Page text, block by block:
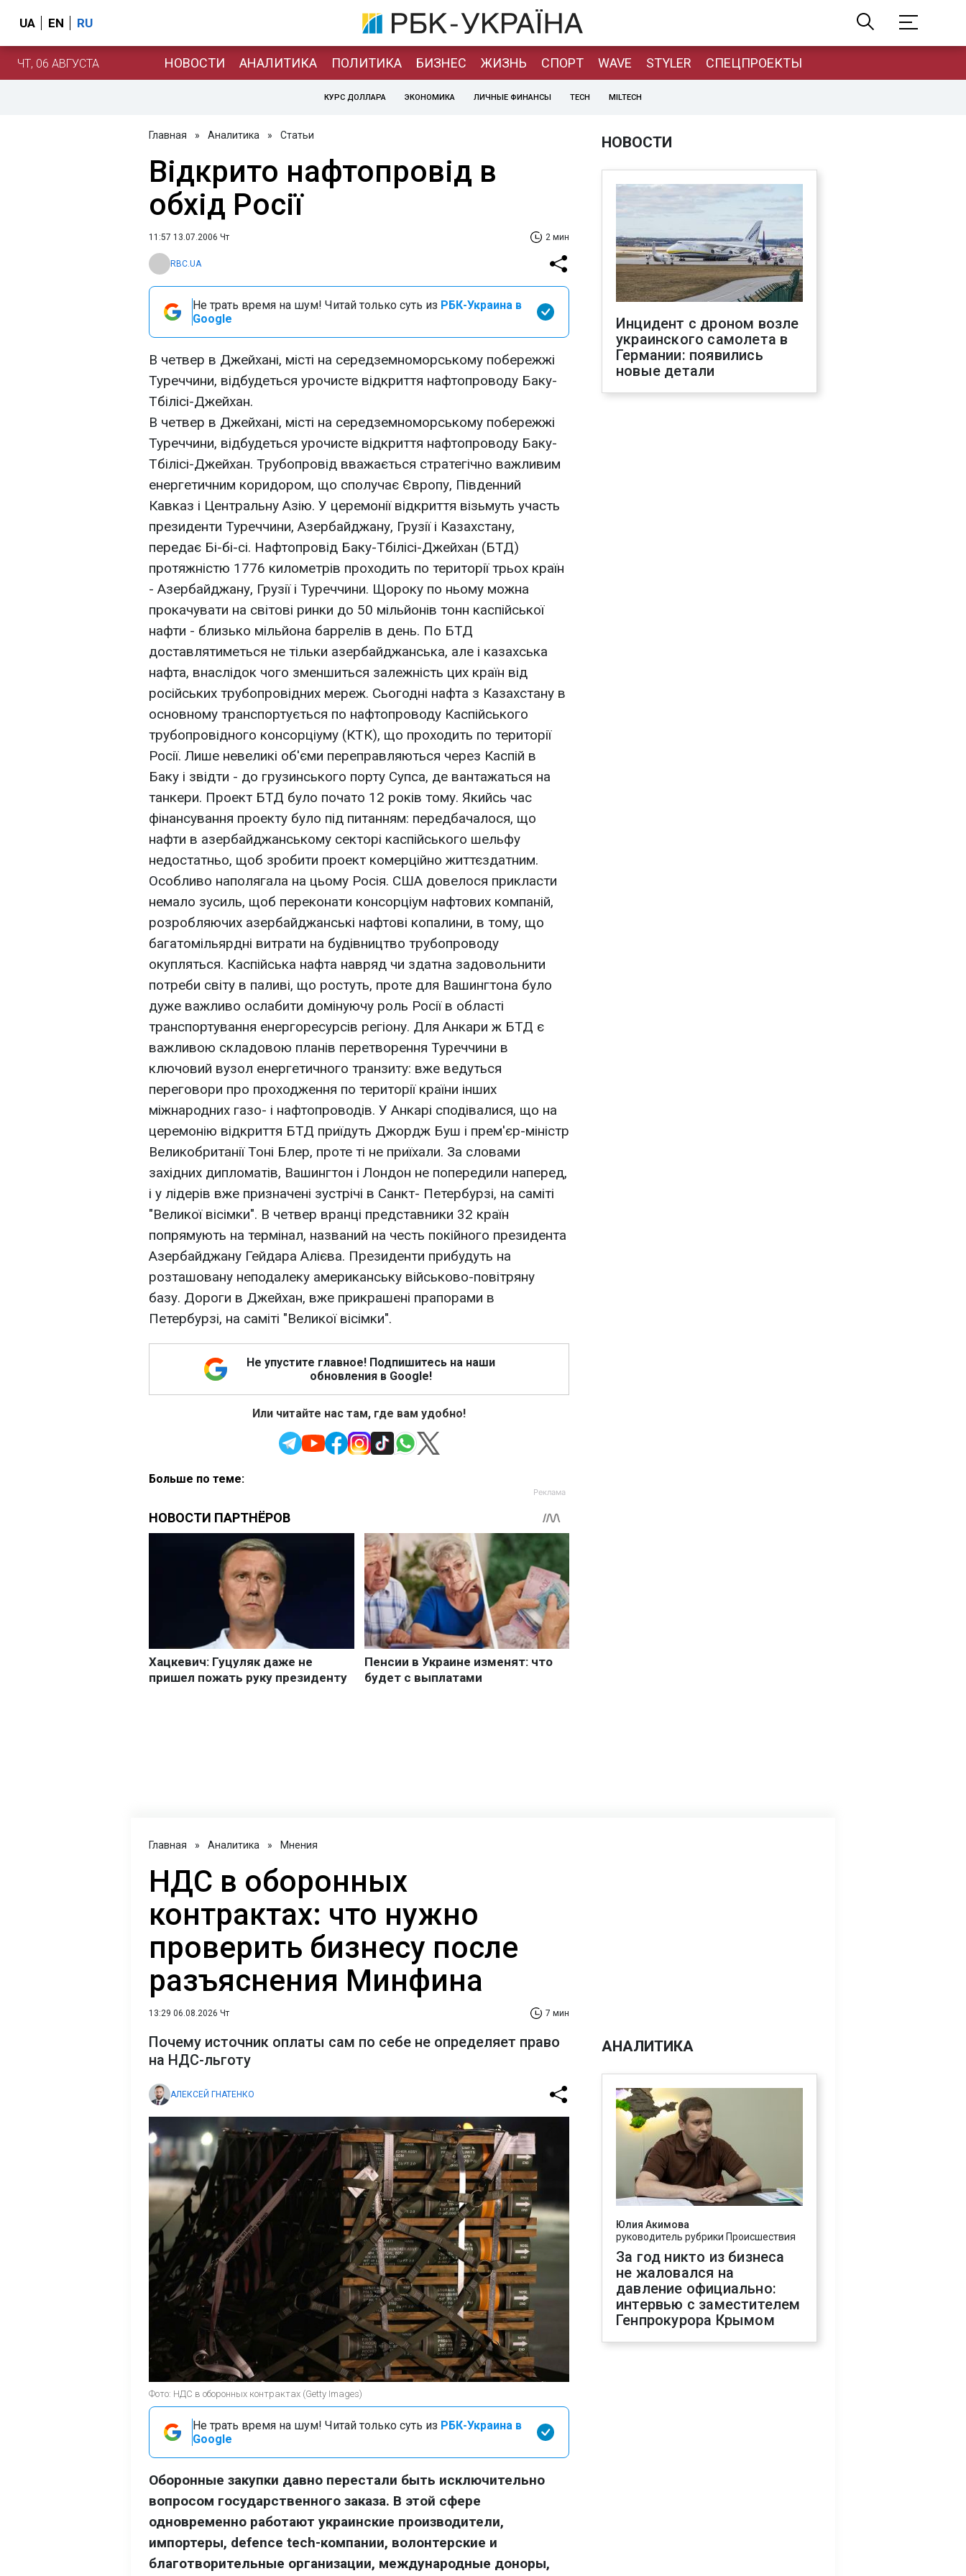
UA EN RU
ЧТ, 06 АВГУСТА НОВОСТИ АНАЛИТИКА ПОЛИТИКА БИЗНЕС ЖИЗНЬ СПОРТ WAVE STYLER СПЕЦПРОЕКТЫ
КУРС ДОЛЛАРА ЭКОНОМИКА ЛИЧНЫЕ ФИНАНСЫ TECH MILTECH
Главная » Аналитика » Статьи
Відкрито нафтопровід в
обхід Росії
11:57 13.07.2006 Чт 2 мин
RBC.UA
Не трать время на шум! Читай только суть из РБК-Украина в
Google
В четвер в Джейхані, місті на середземноморському побережжі
Туреччини, відбудеться урочисте відкриття нафтопроводу Баку-
Тбілісі-Джейхан.
В четвер в Джейхані, місті на середземноморському побережжі
Туреччини, відбудеться урочисте відкриття нафтопроводу Баку-
Тбілісі-Джейхан. Трубопровід вважається стратегічно важливим
енергетичним коридором, що сполучає Європу, Південний
Кавказ і Центральну Азію. У церемонії відкриття візьмуть участь
президенти Туреччини, Азербайджану, Грузії і Казахстану,
передає Бі-бі-сі. Нафтопровід Баку-Тбілісі-Джейхан (БТД)
протяжністю 1776 километрів проходить по території трьох країн
- Азербайджану, Грузії і Туреччини. Щороку по ньому можна
прокачувати на світові ринки до 50 мільйонів тонн каспійської
нафти - близько мільйона баррелів в день. По БТД
доставлятиметься не тільки азербайджанська, але і казахська
нафта, внаслідок чого зменшиться залежність цих країн від
російських трубопровідних мереж. Сьогодні нафта з Казахстану в
основному транспортується по нафтопроводу Каспійського
трубопровідного консорціуму (КТК), що проходить по території
Росії. Лише невеликі об'єми переправляються через Каспій в
Баку і звідти - до грузинського порту Супса, де вантажаться на
танкери. Проект БТД було почато 12 років тому. Якийсь час
фінансування проекту було під питанням: передбачалося, що
нафти в азербайджанському секторі каспійського шельфу
недостатньо, щоб зробити проект комерційно життєздатним.
Особливо наполягала на цьому Росія. США довелося прикласти
немало зусиль, щоб переконати консорціум нафтових компаній,
розробляючих азербайджанські нафтові копалини, в тому, що
багатомільярдні витрати на будівництво трубопроводу
окупляться. Каспійська нафта навряд чи здатна задовольнити
потреби світу в паливі, що ростуть, проте для Вашингтона було
дуже важливо ослабити домінуючу роль Росії в області
транспортування енергоресурсів регіону. Для Анкари ж БТД є
важливою складовою планів перетворення Туреччини в
ключовий вузол енергетичного транзиту: вже ведуться
переговори про проходження по території країни інших
міжнародних газо- і нафтопроводів. У Анкарі сподівалися, що на
церемонію відкриття БТД приїдуть Джордж Буш і прем'єр-міністр
Великобританії Тоні Блер, проте ті не приїхали. За словами
західних дипломатів, Вашингтон і Лондон не попередили наперед,
і у лідерів вже призначені зустрічі в Санкт- Петербурзі, на саміті
"Великої вісімки". В четвер вранці представники 32 країн
попрямують на термінал, названий на честь покійного президента
Азербайджану Гейдара Алієва. Президенти прибудуть на
розташовану неподалеку американську військово-повітряну
базу. Дороги в Джейхан, вже прикрашені прапорами в
Петербурзі, на саміті "Великої вісімки".
Не упустите главное! Подпишитесь на наши
обновления в Google!
Или читайте нас там, где вам удобно!
Больше по теме:
НОВОСТИ
Инцидент с дроном возле
украинского самолета в
Германии: появились
новые детали
Главная » Аналитика » Мнения
НДС в оборонных
контрактах: что нужно
проверить бизнесу после
разъяснения Минфина
13:29 06.08.2026 Чт 7 мин
Почему источник оплаты сам по себе не определяет право
на НДС-льготу
АЛЕКСЕЙ ГНАТЕНКО
Фото: НДС в оборонных контрактах (Getty Images)
Не трать время на шум! Читай только суть из РБК-Украина в
Google
Оборонные закупки давно перестали быть исключительно
вопросом государственного заказа. В этой сфере
одновременно работают украинские производители,
импортеры, defence tech-компании, волонтерские и
благотворительные организации, международные доноры,
АНАЛИТИКА
Юлия Акимова
руководитель рубрики Происшествия
За год никто из бизнеса
не жаловался на
давление официально:
интервью с заместителем
Генпрокурора Крымом